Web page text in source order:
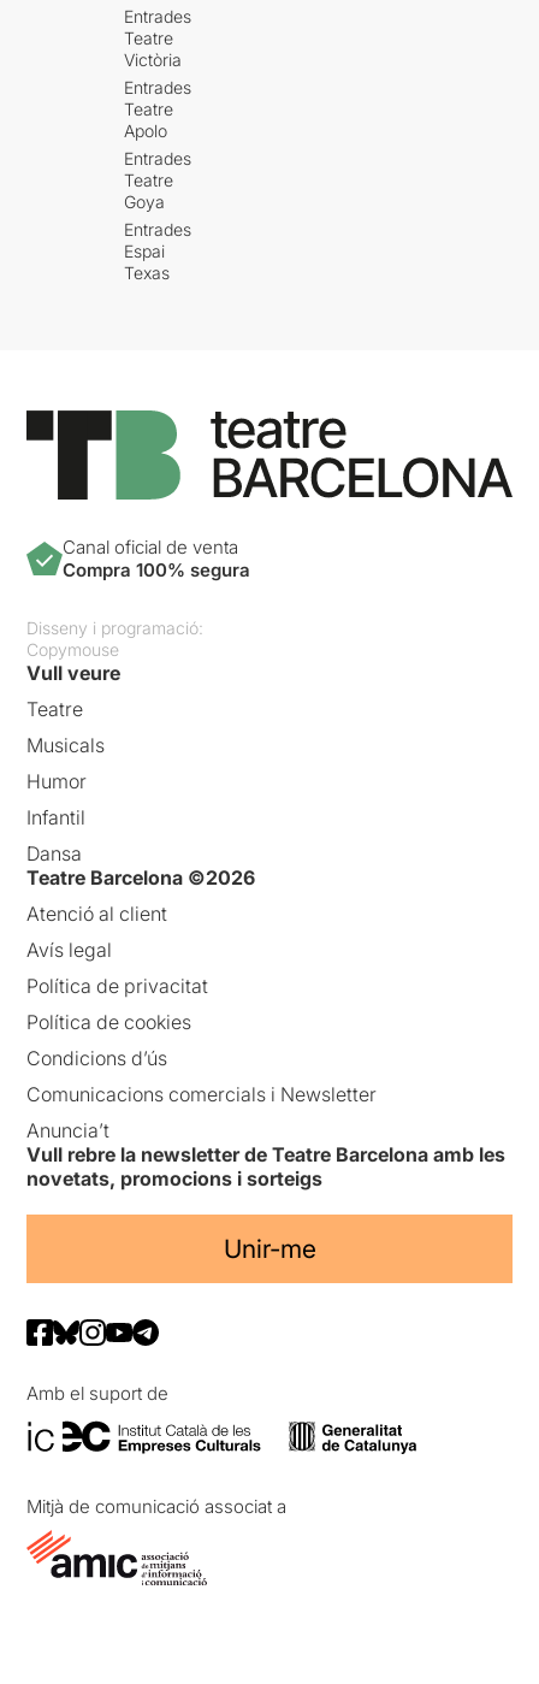
Entrades
Teatre
Victòria
Entrades
Teatre
Apolo
Entrades
Teatre
Goya
Entrades
Espai
Texas
Canal oficial de venta
Compra 100% segura
Disseny i programació:
Copymouse
Vull veure
Teatre
Musicals
Humor
Infantil
Dansa
Teatre Barcelona ©2026
Atenció al client
Avís legal
Política de privacitat
Política de cookies
Condicions d’ús
Comunicacions comercials i Newsletter
Anuncia’t
Vull rebre la newsletter de Teatre Barcelona amb les
novetats, promocions i sorteigs
Unir-me
Amb el suport de
Mitjà de comunicació associat a